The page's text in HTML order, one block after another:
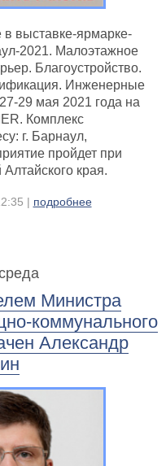
в выставке-ярмарке-
2021. Малоэтажное
Благоустройство.
Инженерные
29 мая 2021 года на
Комплекс
г. Барнаул,
пройдет при
края.
| подробнее
Министра
коммунального
Александр